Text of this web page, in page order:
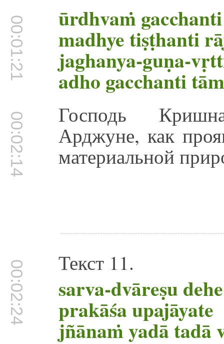
00:01:21 ūrdhvaṁ
madhye tiṣṭhanti
jaghanya-guṇa-
adho gacchanti
00:02:14 Господь
Арджуне, как
материальной
00:02:24 Текст 11.
sarva-dvāreṣu
prakāśa upajāyate
jñānaṁ yadā tadā